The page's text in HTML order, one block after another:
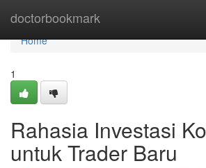
doctorbookmark
Home
Home
1
Rahasia Investasi
untuk Trader Baru